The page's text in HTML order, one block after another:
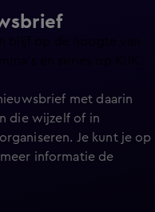
met daarin
die wijzelf of in
Je kunt je op
informatie de